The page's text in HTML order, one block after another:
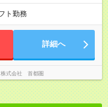
ト勤務
詳細へ
株式会社 首都圏